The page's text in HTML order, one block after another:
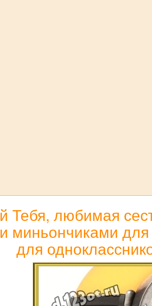
любимая
миньончиками
для